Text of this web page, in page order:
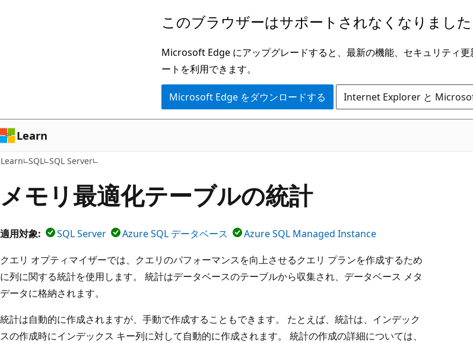
ン
ツ
に
ス
キ
ッ
このブラウザーはサポートされなくなりました
Microsoft Edge にアップグレードすると、最新の機能、セキュリティ
ートを利用できます。
Microsoft Edge をダウンロードする Internet Explorer と
Learn
Learn SQL SQL Server
メモリ最適化テーブルの統計
適用対象: SQL Server Azure SQL データベース
Azure SQL Managed Instance
クエリ オプティマイザーでは、クエリのパフォーマンスを向上させるクエリ プランを作成するため
に列に関する統計を使用します。 統計はデータベースのテーブルから収集され、データベース メタ
データに格納されます。
統計は自動的に作成されますが、手動で作成することもできます。 たとえば、統計は、インデック
スの作成時にインデックス キー列に対して自動的に作成されます。 統計の作成の詳細については、